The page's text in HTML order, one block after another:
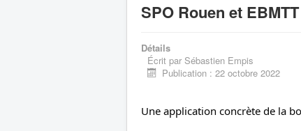
SPO Rouen et EBMTT
Détails
Écrit par Sébastien Empis
Publication : 22 octobre 2022
Une application concrète de la